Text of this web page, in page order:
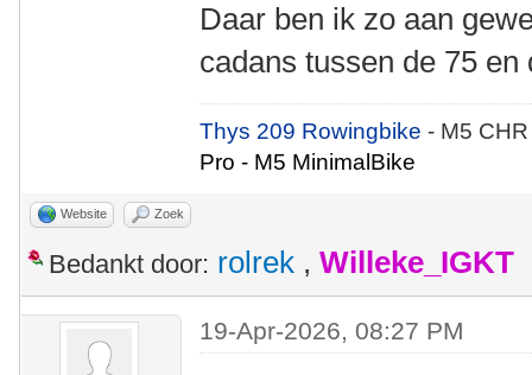
Daar ben ik zo aan
cadans tussen de 75 en
Thys 209 Rowingbike- M5
Pro - M5 MinimalBike
Website Zoek
Bedankt door: rolrek , Willeke_IGKT
19-Apr-2026, 08:27 PM